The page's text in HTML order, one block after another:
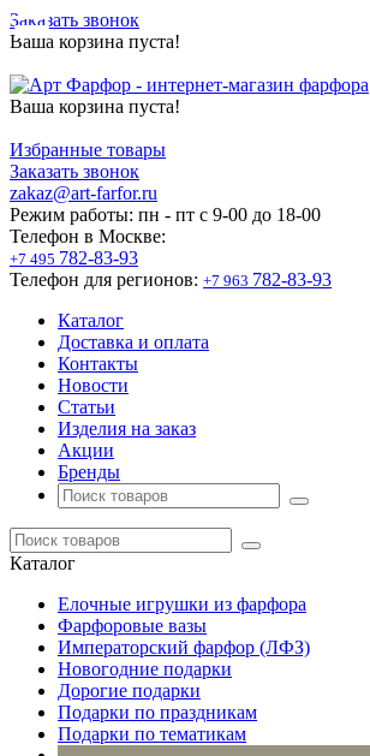
Заказать звонок
Ваша корзина пуста!
Ваша корзина пуста!
Избранные товары
Заказать звонок
zakaz@art-farfor.ru
Режим работы: пн - пт c 9-00 до 18-00
Телефон в Москве:
+7 495 782-83-93
Телефон для регионов: +7 963 782-83-93
Каталог
Доставка и оплата
Контакты
Новости
Статьи
Изделия на заказ
Акции
Бренды
Каталог
Елочные игрушки из фарфора
Фарфоровые вазы
Императорский фарфор (ЛФЗ)
Новогодние подарки
Дорогие подарки
Подарки по праздникам
Подарки по тематикам